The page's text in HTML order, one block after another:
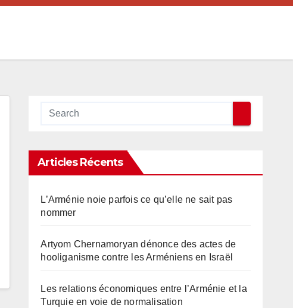
Articles Récents
L’Arménie noie parfois ce qu’elle ne sait pas
nommer
Artyom Chernamoryan dénonce des actes de
hooliganisme contre les Arméniens en Israël
Les relations économiques entre l’Arménie et la
Turquie en voie de normalisation